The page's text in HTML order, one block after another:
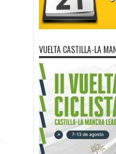
VUELTA CASTILLA-LA